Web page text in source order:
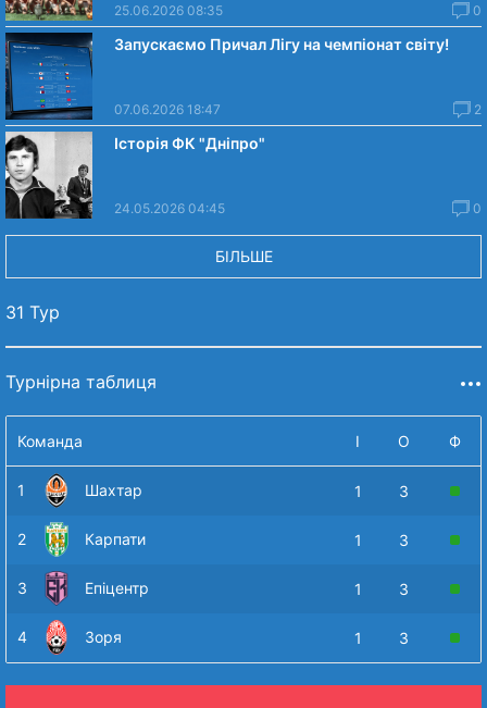
25.06.2026 08:35 0
Запускаємо Причал Лігу на чемпіонат світу!
07.06.2026 18:47 2
Історія ФК "Дніпро"
24.05.2026 04:45 0
БІЛЬШЕ
31 Тур
Турнірна таблиця
Команда І О Ф
1 Шахтар 1 3
2 Карпати 1 3
3 Епіцентр 1 3
4 Зоря 1 3